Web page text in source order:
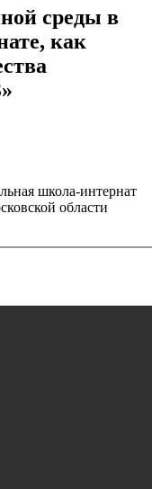
среды в
как
школа-интернат
области